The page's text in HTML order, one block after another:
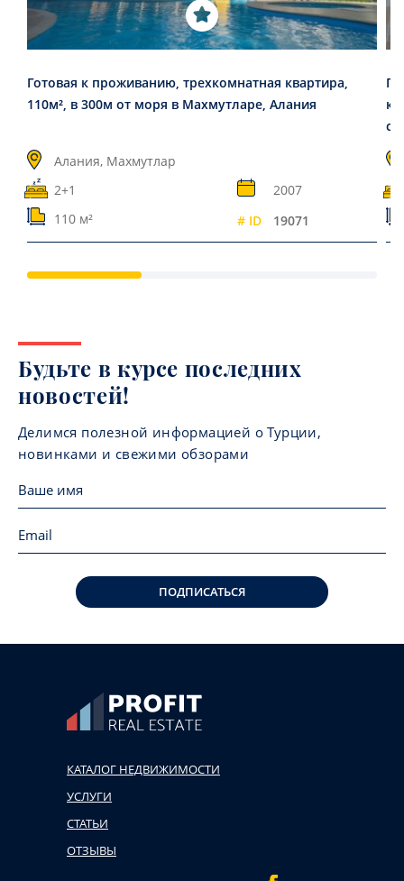
Готовая к проживанию, трехкомнатная квартира,
110м², в 300м от моря в Махмутларе, Алания
Алания, Махмутлар
2+1
2007
110 м²
# ID 19071
Будьте в курсе последних
новостей!
Делимся полезной информацией о Турции,
новинками и свежими обзорами
ПОДПИСАТЬСЯ
КАТАЛОГ НЕДВИЖИМОСТИ
УСЛУГИ
СТАТЬИ
ОТЗЫВЫ